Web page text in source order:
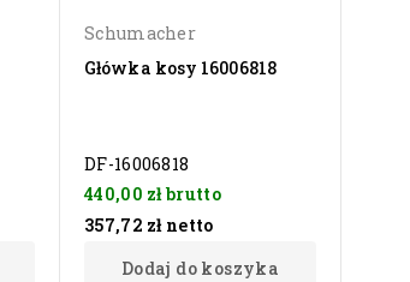
Schumacher
Główka kosy 16006818
DF-16006818
440,00 złbrutto
357,72 zł netto
Dodaj do koszyka